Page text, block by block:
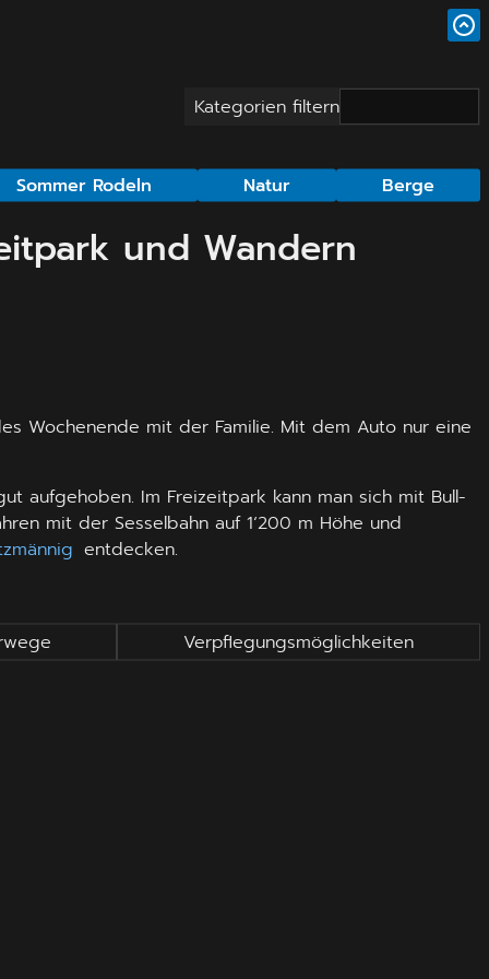
Kategorien filtern
Sommer Rodeln Natur Berge
und Wandern
Wochenende mit der Familie. Mit dem Auto nur eine
aufgehoben. Im Freizeitpark kann man sich mit Bull-
mit der Sesselbahn auf 1‘200 m Höhe und
entdecken.
Verpflegungsmöglichkeiten